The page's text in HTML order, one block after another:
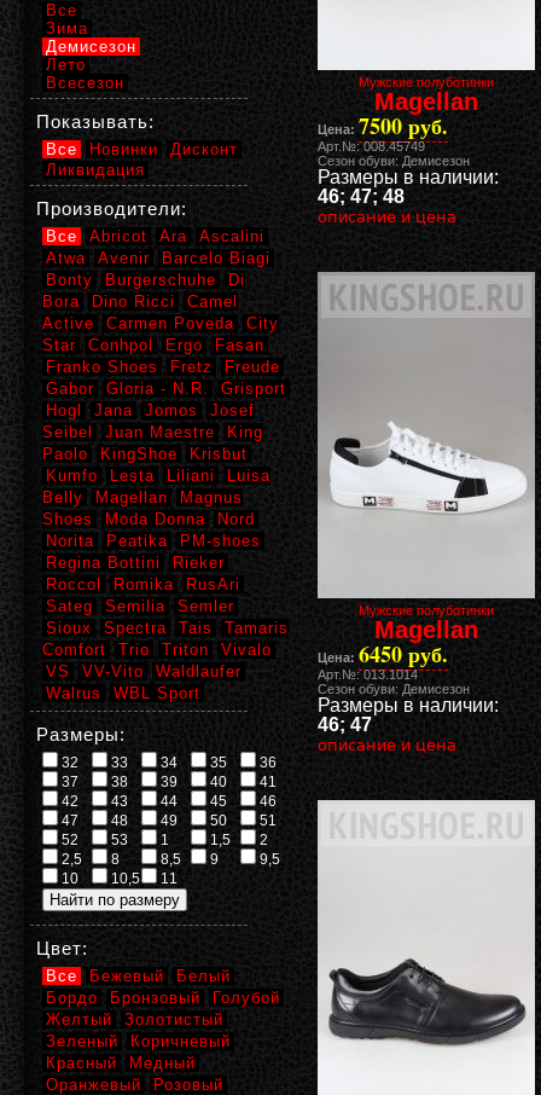
Мужские полуботинки
Magellan
Цена: 7500 руб.
Арт.№: 008.45749
Сезон обуви: Демисезон
Размеры в наличии:
46; 47; 48
описание и цена
Мужские полуботинки
Magellan
Цена: 6450 руб.
Арт.№: 013.1014
Сезон обуви: Демисезон
Размеры в наличии:
46; 47
описание и цена
Все
Зима
Демисезон
Лето
Всесезон
Показывать:
Все Новинки
Дисконт
Ликвидация
Производители:
Все Abricot Ara
Ascalini
Atwa
Avenir
Barcelo Biagi
Bonty
Burgerschuhe
Di
Bora
Dino Ricci
Camel
Active
Carmen Poveda
City
Star
Conhpol Ergo
Fasan
Franko Shoes
Fretz
Freude
Gabor
Gloria - N.R.
Grisport
Hogl
Jana Jomos
Josef
Seibel
Juan Maestre
King
Paolo
KingShoe
Krisbut
Kumfo
Lesta Liliani
Luisa
Belly
Magellan
Magnus
Shoes
Moda Donna
Nord
Norita
Peatika
PM-shoes
Regina Bottini
Rieker
Roccol
Romika
RusAri
Sateg
Semilia
Semler
Sioux
Spectra Tais
Tamaris
Comfort
Trio Triton
Vivalo
VS
VV-Vito
Waldlaufer
Walrus
WBL Sport
Размеры:
32 33 34 35
36
37
38 39 40
41
42
43 44 45
46
47
48 49 50
51
52
53 1 1,5
2
2,5
8 8,5 9
9,5
10
10,5 11
Цвет:
Все Бежевый
Белый
Бордо
Бронзовый
Голубой
Желтый
Золотистый
Зеленый
Коричневый
Красный
Медный
Оранжевый
Розовый